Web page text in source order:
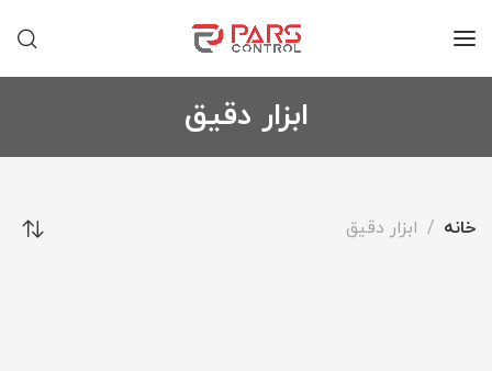
ابزار دقیق
خانه ابزار دقیق